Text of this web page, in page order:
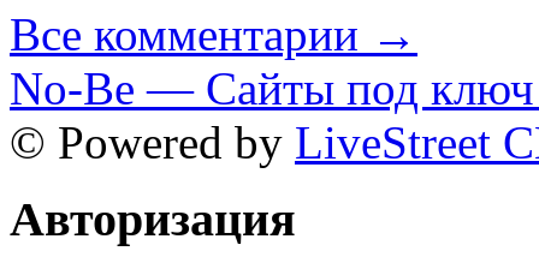
Все комментарии →
No-Be — Сайты под ключ
© Powered by LiveStreet
Авторизация